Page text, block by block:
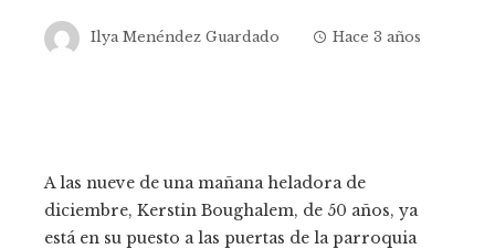
Ilya Menéndez Guardado Hace 3 años
A las nueve de una mañana heladora de
diciembre, Kerstin Boughalem, de 50 años, ya
está en su puesto a las puertas de la parroquia